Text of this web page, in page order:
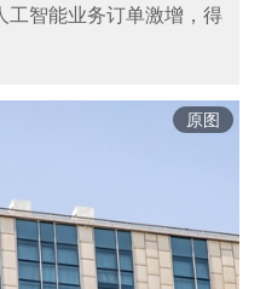
工智能业务订单激增，得
原图